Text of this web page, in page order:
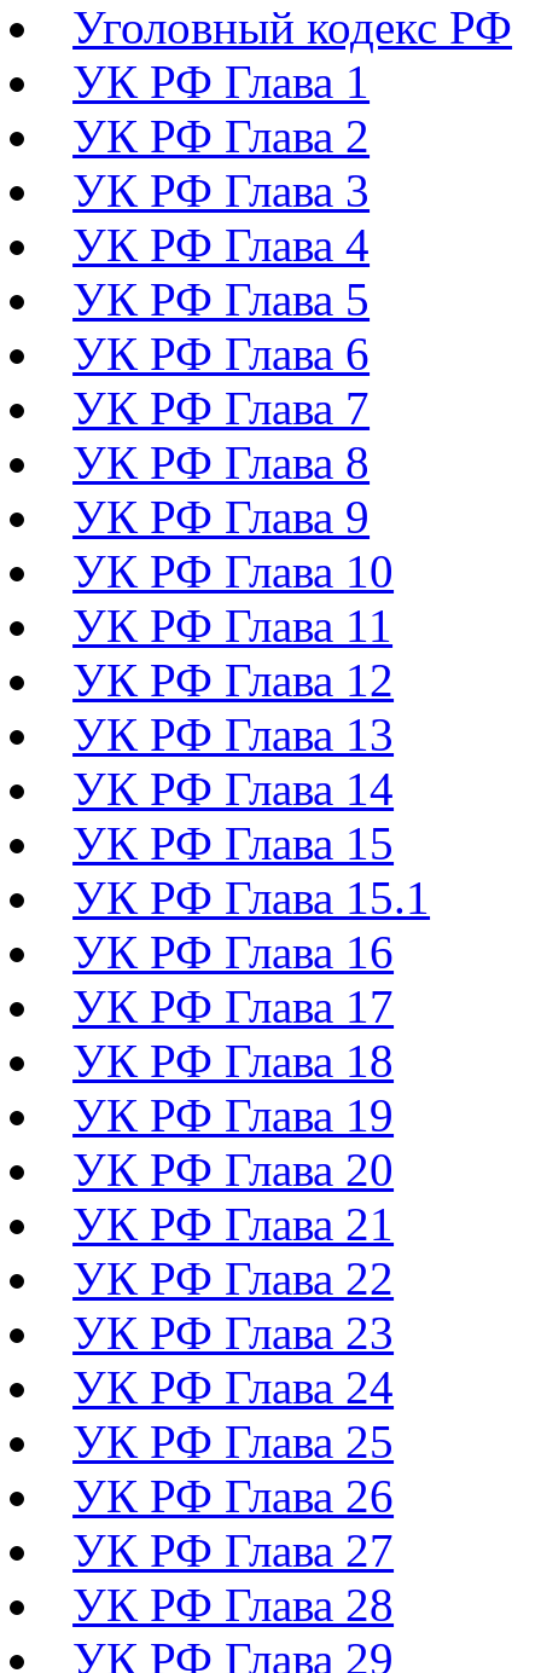
Уголовный кодекс РФ
УК РФ Глава 1
УК РФ Глава 2
УК РФ Глава 3
УК РФ Глава 4
УК РФ Глава 5
УК РФ Глава 6
УК РФ Глава 7
УК РФ Глава 8
УК РФ Глава 9
УК РФ Глава 10
УК РФ Глава 11
УК РФ Глава 12
УК РФ Глава 13
УК РФ Глава 14
УК РФ Глава 15
УК РФ Глава 15.1
УК РФ Глава 16
УК РФ Глава 17
УК РФ Глава 18
УК РФ Глава 19
УК РФ Глава 20
УК РФ Глава 21
УК РФ Глава 22
УК РФ Глава 23
УК РФ Глава 24
УК РФ Глава 25
УК РФ Глава 26
УК РФ Глава 27
УК РФ Глава 28
УК РФ Глава 29